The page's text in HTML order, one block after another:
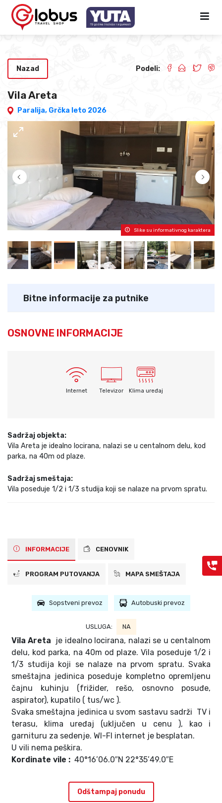
Vila Areta
Paralija, Grčka leto 2026
Nazad Podeli:
Slike su informativnog karaktera
Bitne informacije za putnike
OSNOVNE INFORMACIJE
Internet Televizor Klima uređaj
Sadržaj objekta:
Vila Areta je idealno locirana, nalazi se u centalnom delu, kod
parka, na 40m od plaze.
Sadržaj smeštaja:
Vila poseduje 1/2 i 1/3 studija koji se nalaze na prvom spratu.
INFORMACIJE CENOVNIK
PROGRAM PUTOVANJA MAPA SMEŠTAJA
Sopstveni prevoz Autobuski prevoz
USLUGA: NA
Vila Areta
je idealno locirana, nalazi se u centalnom
delu, kod parka, na 40m od plaze. Vila poseduje 1/2 i
1/3 studija koji se nalaze na prvom spratu. Svaka
smeštajna jedinica poseduje kompletno opremljenu
čajnu kuhinju (frižider, rešo, osnovno posuđe,
aspirator), kupatilo ( tus/wc ).
Svaka smeštajna jedinica u svom sastavu sadrži TV i
terasu, klima uređaj (uključen u cenu ), kao i
garnituru za sedenje. WI-FI internet je besplatan.
U vili nema peškira.
Kordinate vile : 40°16’06.0″N 22°35’49.0″E
Odštampaj ponudu